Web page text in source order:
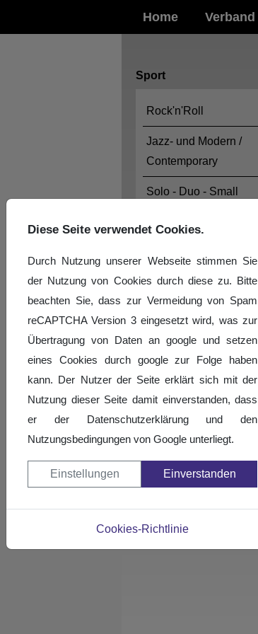
Home Verband
Sport
Rock'n'Roll
Jazz- und Modern /
Contemporary
Solo - Duo - Small
Standard
Landeskader
Turnierergebnisse
Diese Seite verwendet Cookies.
Durch Nutzung unserer Webseite stimmen Sie
der Nutzung von Cookies durch diese zu. Bitte
beachten Sie, dass zur Vermeidung von Spam
reCAPTCHA Version 3 eingesetzt wird, was zur
Übertragung von Daten an google und setzen
eines Cookies durch google zur Folge haben
kann. Der Nutzer der Seite erklärt sich mit der
Nutzung dieser Seite damit einverstanden, dass
er der Datenschutzerklärung und den
Nutzungsbedingungen von Google unterliegt.
Einstellungen Einverstanden
Cookies-Richtlinie